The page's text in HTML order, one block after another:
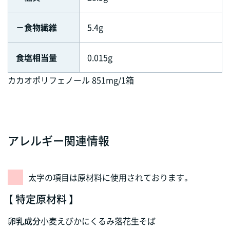
－食物繊維 5.4g
食塩相当量
0.015g
カカオポリフェノール 851mg/1箱
アレルギー関連情報
太字の項目は原材料に使用されております。
【 特定原材料 】
卵乳成分小麦えびかにくるみ落花生そば